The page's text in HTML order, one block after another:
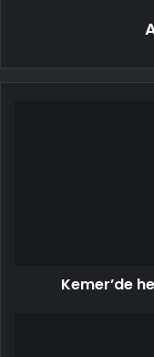
Kemer’de